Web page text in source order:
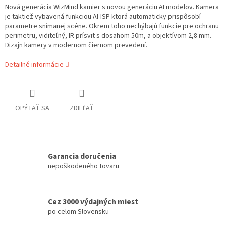
Nová generácia WizMind kamier s novou generáciu AI modelov. Kamera
je taktiež vybavená funkciou AI-ISP ktorá automaticky prispôsobí
parametre snímanej scéne. Okrem toho nechýbajú funkcie pre ochranu
perimetru, viditeľný, IR prísvit s dosahom 50m, a objektívom 2,8 mm.
Dizajn kamery v modernom čiernom prevedení.
Detailné informácie
OPÝTAŤ SA ZDIEĽAŤ
Garancia doručenia
nepoškodeného tovaru
Cez 3000 výdajných miest
po celom Slovensku